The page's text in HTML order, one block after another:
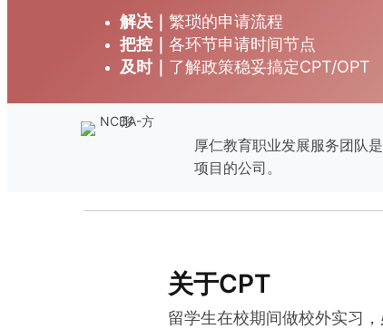
解决｜ 繁琐的申请流程
把控｜ 各环节申请时间节点
及时｜ 了解政策稳妥搞定CPT/OPT
厚仁教育职业发展服务团队
项目的公司。
关于CPT
留学生在校期间做校外实习